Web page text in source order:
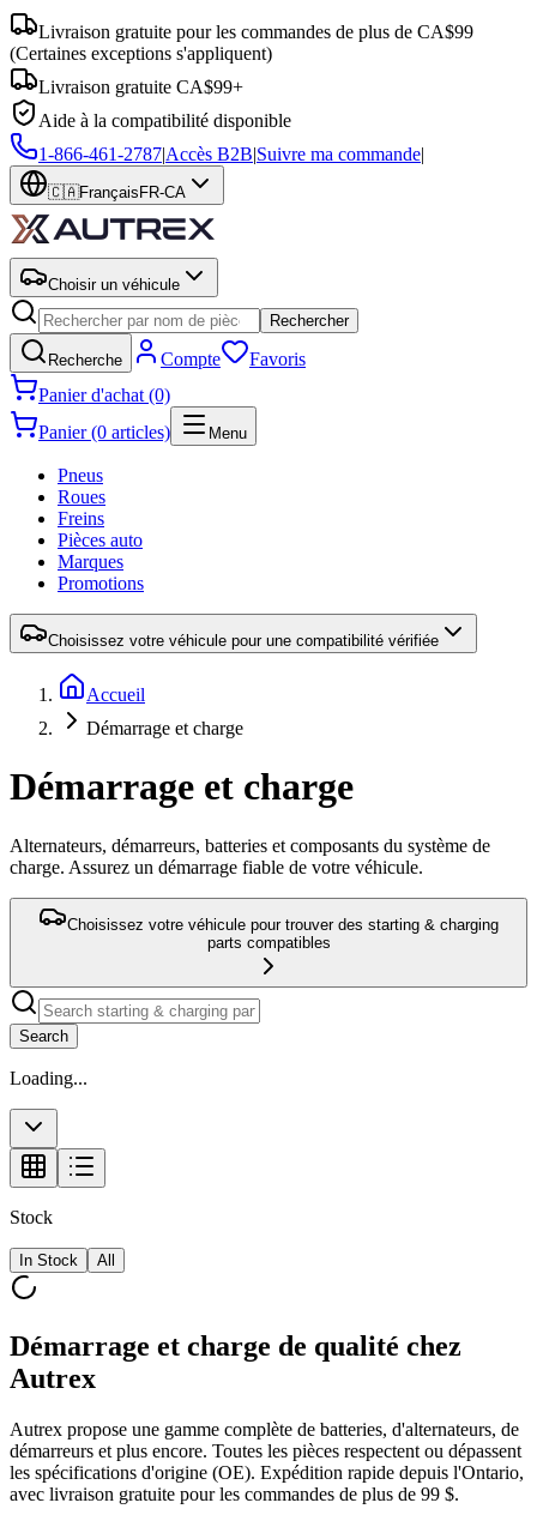
Livraison gratuite pour les commandes de plus de CA$99
(Certaines exceptions s'appliquent)
Livraison gratuite CA$99+
Aide à la compatibilité disponible
1-866-461-2787|Accès B2B|Suivre ma commande|
🇨🇦Français FR-CA
Choisir un véhicule
Rechercher
Recherche Compte
Favoris
Panier d'achat (0)
Panier (0 articles)
Menu
Pneus
Roues
Freins
Pièces auto
Marques
Promotions
Choisissez votre véhicule pour une compatibilité vérifiée
Accueil
Démarrage et charge
Démarrage et charge
Alternateurs, démarreurs, batteries et composants du système de
charge. Assurez un démarrage fiable de votre véhicule.
Choisissez votre véhicule pour trouver des starting & charging
parts compatibles
Search
Loading...
Stock
In Stock All
Démarrage et charge de qualité chez
Autrex
Autrex propose une gamme complète de batteries, d'alternateurs, de
démarreurs et plus encore. Toutes les pièces respectent ou dépassent
les spécifications d'origine (OE). Expédition rapide depuis l'Ontario,
avec livraison gratuite pour les commandes de plus de 99 $.